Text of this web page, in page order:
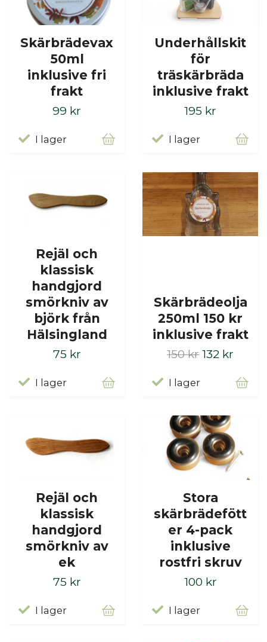
Skärbrädevax
50ml
inklusive fri
frakt
99 kr
I lager
Underhållskit
för
träskärbräda
inklusive frakt
195 kr
I lager
Rejäl och
klassisk
handgjord
smörkniv av
björk från
Hälsingland
75 kr
I lager
Skärbrädeolja
250ml 150 kr
inklusive frakt
150 kr 132 kr
I lager
Rejäl och
klassisk
handgjord
smörkniv av
ek
75 kr
I lager
Stora
skärbrädefött
er 4-pack
inklusive
rostfri skruv
100 kr
I lager